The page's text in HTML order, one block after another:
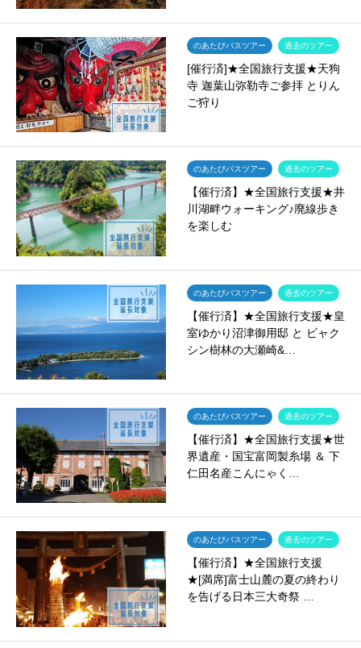
のあたびバスツアー 過去のツアー
[催行済]★全国旅行支援★天狗
寺 迦葉山弥勒寺ご参拝 とりん
ご狩り
のあたびバスツアー 過去のツアー
【催行済】★全国旅行支援★井
川湖畔ウォーキング♪廃線歩き
を楽しむ
のあたびバスツアー 過去のツアー
【催行済】★全国旅行支援★皇
室ゆかり沼津御用邸 と ビャク
シン樹林の大瀬崎&…
のあたびバスツアー 過去のツアー
【催行済】★全国旅行支援★世
界遺産・国宝富岡製糸場 ＆ 下
仁田名産こんにゃく…
のあたびバスツアー 過去のツアー
【催行済】★全国旅行支援
★[満席]富士山麓の夏の終わり
を告げる日本三大奇祭 …